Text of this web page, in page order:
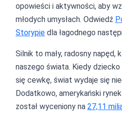
opowieści i aktywności, aby
młodych umysłach. Odwiedź
Storypie dla łagodnego
Silnik to mały, radosny napęd,
naszego świata. Kiedy
się cewkę, świat wydaje się
Dodatkowo, amerykański
został wyceniony na 27,11